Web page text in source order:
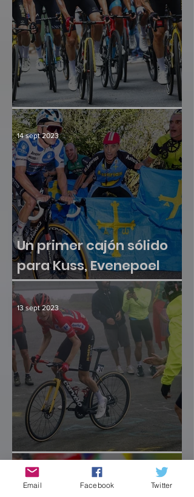
Culminación y consenso
Un primer cajón sólido
para Kuss, Evenepoel
sumó otra victoria
14 sept 2023
¿Hay crisis en el paraíso?
13 sept 2023
12 sept 2023
Email Facebook Twitter